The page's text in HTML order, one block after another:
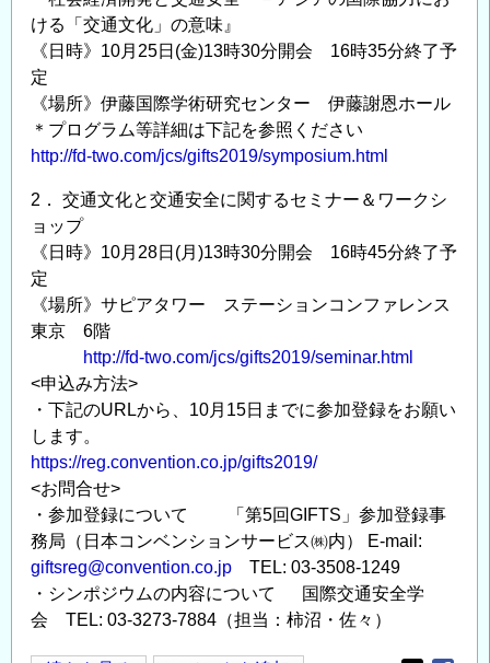
ン
ト
プ
ラ
ッ
ト
フ
ー
ム」
ホ
ー
ム
ー
ジ
開
設」
の
ける「交通文化」の意味』
《日時》10月25日(金)13時30分開会 16時35分終了予
定
《場所》伊藤国際学術研究センター 伊藤謝恩ホール
＊プログラム等詳細は下記を参照ください
http://fd-two.com/jcs/gifts2019/symposium.html
2． 交通文化と交通安全に関するセミナー＆ワークシ
ョップ
《日時》10月28日(月)13時30分開会 16時45分終了予
定
《場所》サピアタワー ステーションコンファレンス
東京 6階
http://fd-two.com/jcs/gifts2019/seminar.html
<申込み方法>
・下記のURLから、10月15日までに参加登録をお願い
します。
https://reg.convention.co.jp/gifts2019/
<お問合せ>
・参加登録について 「第5回GIFTS」参加登録事
務局（日本コンベンションサービス㈱内） E-mail:
giftsreg@convention.co.jp TEL: 03-3508-1249
・シンポジウムの内容について 国際交通安全学
会 TEL: 03-3273-7884（担当：柿沼・佐々）